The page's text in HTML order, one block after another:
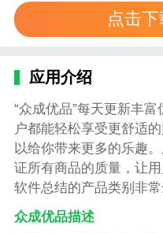
点击
应用介绍
“众成优品”每天更新丰
户都能轻松享受更舒适
以给你带来更多的乐趣
证所有商品的质量，让
软件总结的产品类别非常
众成优品描述